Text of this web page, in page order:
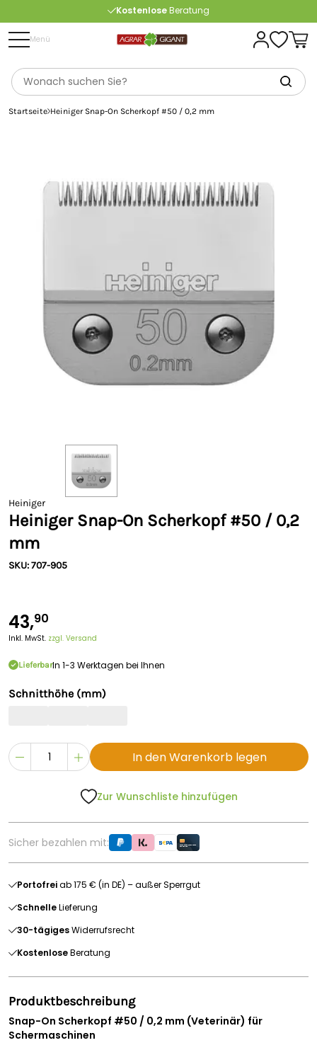
KostenloseBeratung
ab 175 € (in DE) – außer Sperrgut
Menü
Startseite Heiniger Snap-On Scherkopf #50 / 0,2 mm
Heiniger
Heiniger Snap-On Scherkopf #50 / 0,2
mm
SKU: 707-905
43,90
Inkl. MwSt. zzgl. Versand
LieferbarIn 1-3 Werktagen bei Ihnen
Schnitthöhe (mm)
In den Warenkorb legen
Zur Wunschliste hinzufügen
Sicher bezahlen mit:
Portofreiab 175 € (in DE) – außer Sperrgut
SchnelleLieferung
30-tägigesWiderrufsrecht
KostenloseBeratung
Produktbeschreibung
Snap-On Scherkopf #50 / 0,2 mm (Veterinär) für
Schermaschinen